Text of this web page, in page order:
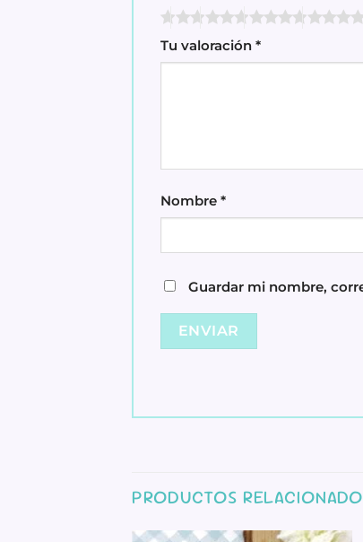
Tu valoración *
Nombre *
Guardar mi nombre,
PRODUCTOS